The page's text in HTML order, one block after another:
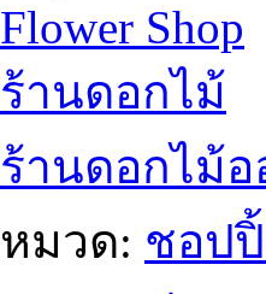
Flower Shop
ร้านดอกไม้
ร้านดอกไม้
หมวด: ชอป